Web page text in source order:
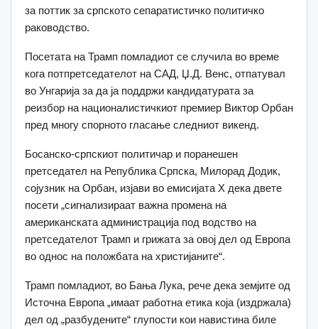
за поттик за српското сепаратистичко политичко
раководство.
Посетата на Трамп помладиот се случила во време
кога потпретседателот на САД, Џ.Д. Венс, отпатувал
во Унгарија за да ја поддржи кандидатурата за
реизбор на националистичкиот премиер Виктор Орбан
пред многу спорното гласање следниот викенд.
Босанско-српскиот политичар и поранешен
претседател на Република Српска, Милорад Додик,
сојузник на Орбан, изјави во емисијата X дека двете
посети „сигнализираат важна промена на
американската администрација под водство на
претседателот Трамп и грижата за овој дел од Европа
во однос на положбата на христијаните“.
Трамп помладиот, во Бања Лука, рече дека земјите од
Источна Европа „имаат работна етика која (издржала)
дел од „разбудените“ глупости кои навистина биле